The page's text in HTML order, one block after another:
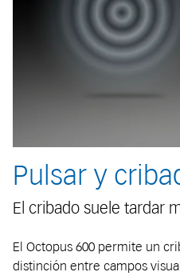
Pulsar y
El cribado suele tardar
El Octopus 600 permite un
distinción entre campos